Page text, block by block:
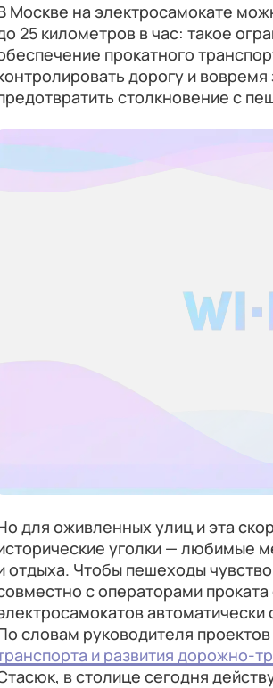
Москве на электросамокате
25 километров в час: такое
прокатного
дорогу и
столкновение с
для оживленных улиц и эта
уголки — любимые
отдыха. Чтобы пешеходы
с операторами
словам руководителя
и развития дорожно-
в столице сегодня